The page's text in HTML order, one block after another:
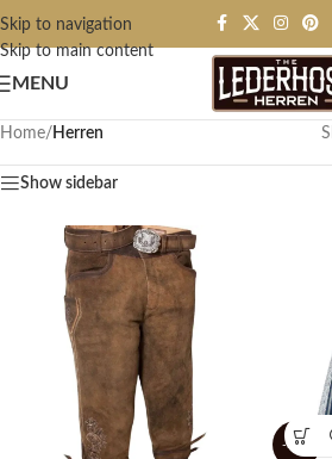
Skip to navigation
Skip to main content
MENU
Home/ Herren
Show sidebar
-50%